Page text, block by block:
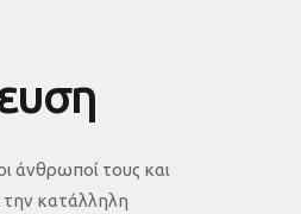
οι άνθρωποί τους και
την κατάλληλη